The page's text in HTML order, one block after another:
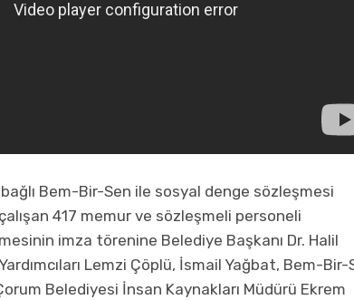
Bem-Bir-Sen ile sosyal denge sözleşmesi
417 memur ve sözleşmeli personeli
imza törenine Belediye Başkanı Dr. Halil
Lemzi Çöplü, İsmail Yağbat, Bem-Bir-
Belediyesi İnsan Kaynakları Müdürü Ekrem